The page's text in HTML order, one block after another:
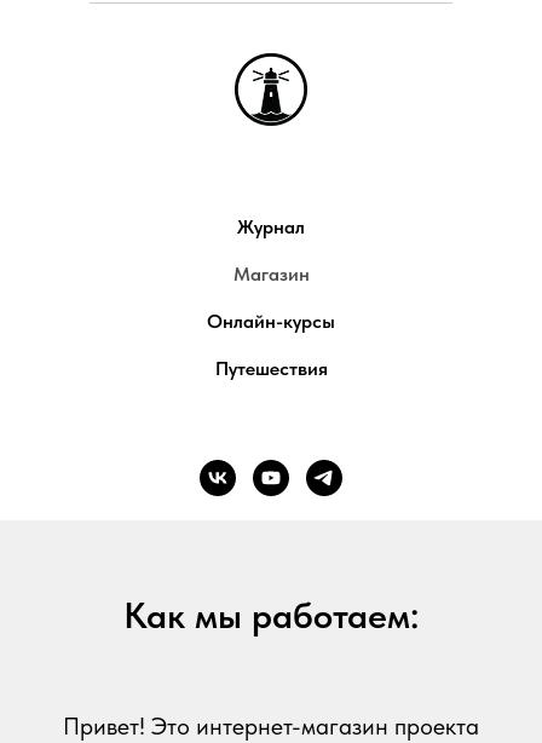
Журнал
Магазин
Онлайн-курсы
Путешествия
Как мы работаем:
Привет! Это интернет-магазин проекта